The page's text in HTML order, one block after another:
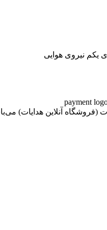
یکم نیروی هوایی
(فروشگاه آنلاین هدایات)